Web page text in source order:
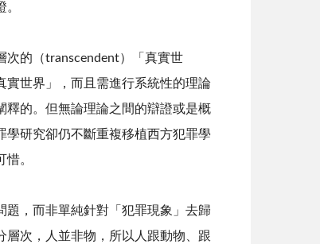
。
次的（transcendent）「真實世
實世界」，而且需進行系統性的理論
釋的。但無論理論之間的辯證或是概
學研究卻仍不斷重複移植西方犯罪學
。
，而非單純針對「犯罪現象」去歸
次，人並非物，所以人跟動物、跟